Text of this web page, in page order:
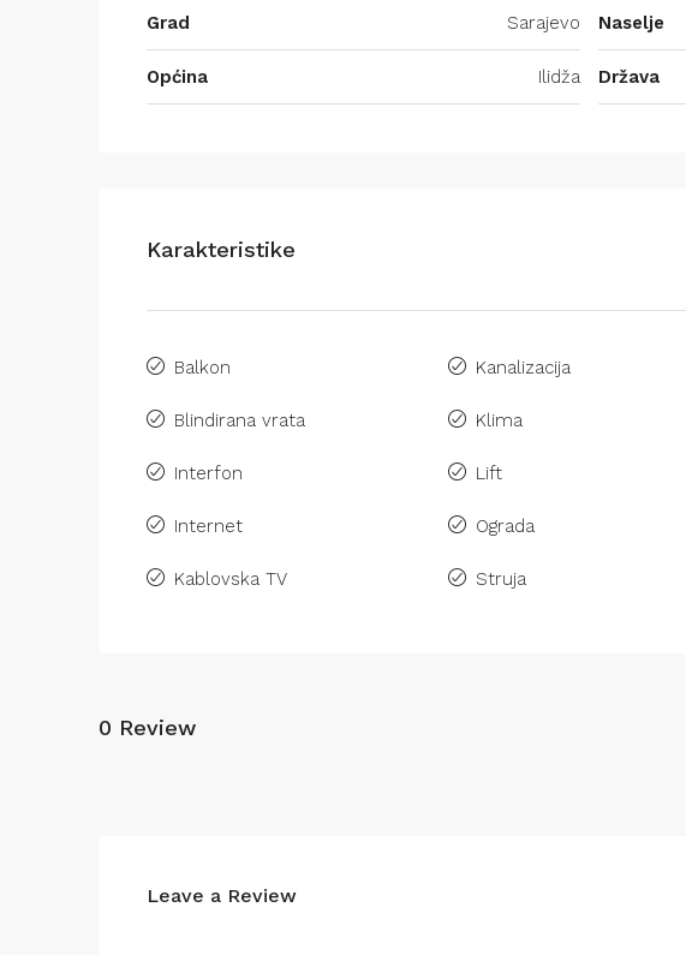
Grad Sarajevo
Općina Ilidža
Naselje
Država
Karakteristike
Balkon
Blindirana vrata
Interfon
Internet
Kablovska TV
Kanalizacija
Klima
Lift
Ograda
Struja
0 Review
Leave a Review